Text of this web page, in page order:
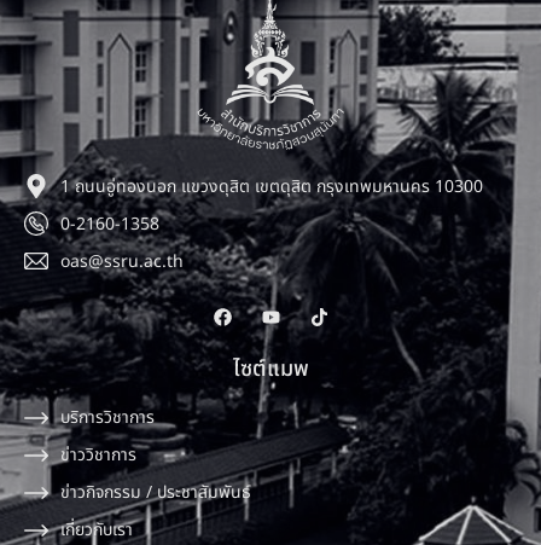
1 ถนนอู่ทองนอก แขวงดุสิต เขตดุสิต กรุงเทพมหานคร 10300
0-2160-1358
oas@ssru.ac.th
ไซต์แมพ
บริการวิชาการ
ข่าววิชาการ
ข่าวกิจกรรม / ประชาสัมพันธ์
เกี่ยวกับเรา